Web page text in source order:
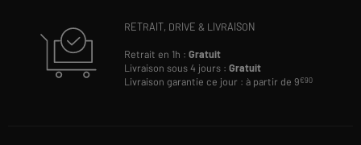
RETRAIT, DRIVE & LIVRAISON
Retrait en 1h :Gratuit
Livraison sous 4 jours :Gratuit
Livraison garantie ce jour : à partir de 9€90